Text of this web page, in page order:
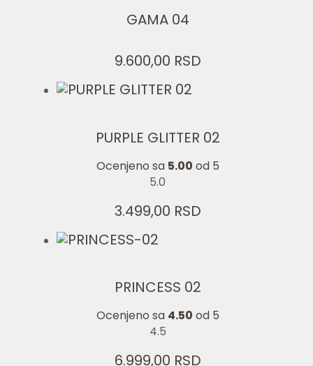
GAMA 04
9.600,00 RSD
PURPLE GLITTER 02
Ocenjeno sa 5.00 od 5
5.0
3.499,00 RSD
PRINCESS 02
Ocenjeno sa 4.50 od 5
4.5
6.999,00 RSD